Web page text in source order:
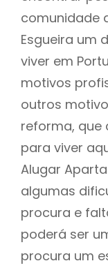
comunidade
Esgueira um
viver em
motivos
outros
reforma, que
para viver
Alugar
algumas
procura e
poderá ser
procura um